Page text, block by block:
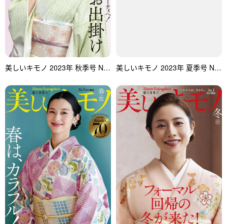
美しいキモノ 2023年 秋季号 No.285 美しいキモノ 2023年 夏季号 No.284